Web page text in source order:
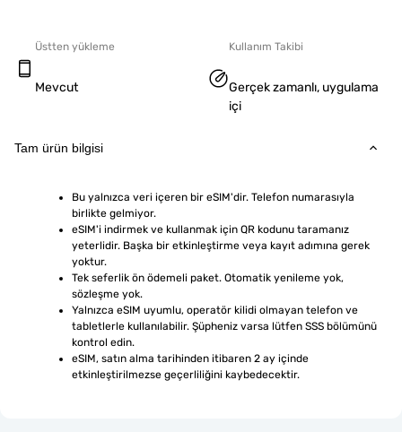
Üstten yükleme
Mevcut
Kullanım Takibi
Gerçek zamanlı, uygulama
içi
Tam ürün bilgisi
Bu yalnızca veri içeren bir eSIM'dir. Telefon numarasıyla
birlikte gelmiyor.
eSIM'i indirmek ve kullanmak için QR kodunu taramanız
yeterlidir. Başka bir etkinleştirme veya kayıt adımına gerek
yoktur.
Tek seferlik ön ödemeli paket. Otomatik yenileme yok,
sözleşme yok.
Yalnızca eSIM uyumlu, operatör kilidi olmayan telefon ve
tabletlerle kullanılabilir. Şüpheniz varsa lütfen SSS bölümünü
kontrol edin.
eSIM, satın alma tarihinden itibaren 2 ay içinde
etkinleştirilmezse geçerliliğini kaybedecektir.